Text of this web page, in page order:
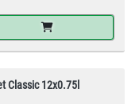
Classic 12x0.75l